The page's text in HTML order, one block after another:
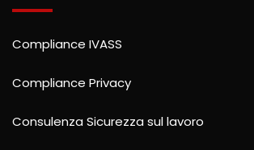
Compliance IVASS
Compliance Privacy
Consulenza Sicurezza sul lavoro